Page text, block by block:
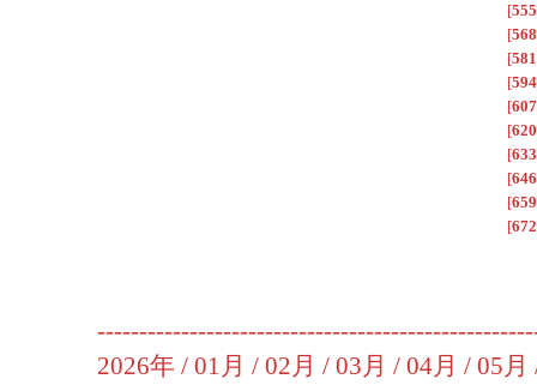
[555
[568
[581
[594
[607
[620
[633
[646
[659
[672
2026年 / 01月 / 02月 / 03月 / 04月 / 05月